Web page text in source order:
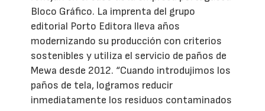
Bloco Gráfico. La imprenta del grupo
editorial Porto Editora lleva años
modernizando su producción con criterios
sostenibles y utiliza el servicio de paños de
Mewa desde 2012. “Cuando introdujimos los
paños de tela, logramos reducir
inmediatamente los residuos contaminados